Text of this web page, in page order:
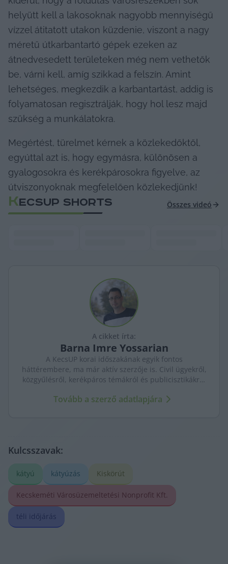
helyütt kell a lakosoknak nagyobb mennyiségű
vízzel átitatott utakon küzdenie, viszont a nagy
méretű útkarbantartó gépek ezeken az
átnedvesedett területeken még nem vethetők
be, várni kell, amíg szikkad a felszín. Amint
lehetséges, megkezdik a karbantartást, addig is
folyamatosan regisztrálják, hogy hol lesz majd
szükség a munkálatokra.
Megértést, türelmet kérnek a közlekedőktől,
egyúttal azt is, hogy egymásra, különösen a
gyalogosokra és kerékpárosokra figyelve, az
útviszonyoknak megfelelően közlekedjünk!
KECSUP SHORTS Összes videó
A cikket írta:
Barna Imre Yossarian
A KecsUP korai időszakának egyik fontos
háttérembere, ma már aktív szerzője is. Civil ügyekről,
közgyűlésről, kerékpáros témákról és publicisztikákról
Tovább a szerző adatlapjára
Kulcsszavak:
kátyú kátyúzás Kiskörút
Kecskeméti Városüzemeltetési Nonprofit Kft.
téli időjárás